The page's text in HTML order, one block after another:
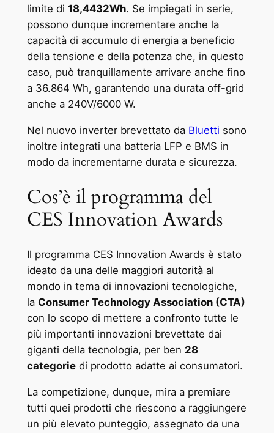
limite di 18,4432Wh. Se impiegati in serie,
possono dunque incrementare anche la
capacità di accumulo di energia a beneficio
della tensione e della potenza che, in questo
caso, può tranquillamente arrivare anche fino
a 36.864 Wh, garantendo una durata off-grid
anche a 240V/6000 W.
Nel nuovo inverter brevettato da Bluetti sono
inoltre integrati una batteria LFP e BMS in
modo da incrementarne durata e sicurezza.
Cos’è il programma del
CES Innovation Awards
Il programma CES Innovation Awards è stato
ideato da una delle maggiori autorità al
mondo in tema di innovazioni tecnologiche,
la Consumer Technology Association (CTA)
con lo scopo di mettere a confronto tutte le
più importanti innovazioni brevettate dai
giganti della tecnologia, per ben 28
categoriedi prodotto adatte ai consumatori.
La competizione, dunque, mira a premiare
tutti quei prodotti che riescono a raggiungere
un più elevato punteggio, assegnato da una